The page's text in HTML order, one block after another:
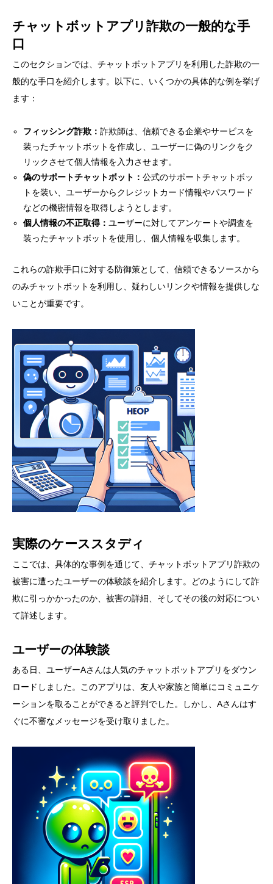
チャットボットアプリ詐欺の一般的な手
口
このセクションでは、チャットボットアプリを利用した詐欺の一
般的な手口を紹介します。以下に、いくつかの具体的な例を挙げ
ます：
フィッシング詐欺：詐欺師は、信頼できる企業やサービスを
装ったチャットボットを作成し、ユーザーに偽のリンクをク
リックさせて個人情報を入力させます。
偽のサポートチャットボット：公式のサポートチャットボッ
トを装い、ユーザーからクレジットカード情報やパスワード
などの機密情報を取得しようとします。
個人情報の不正取得：ユーザーに対してアンケートや調査を
装ったチャットボットを使用し、個人情報を収集します。
これらの詐欺手口に対する防御策として、信頼できるソースから
のみチャットボットを利用し、疑わしいリンクや情報を提供しな
いことが重要です。
実際のケーススタディ
ここでは、具体的な事例を通じて、チャットボットアプリ詐欺の
被害に遭ったユーザーの体験談を紹介します。どのようにして詐
欺に引っかかったのか、被害の詳細、そしてその後の対応につい
て詳述します。
ユーザーの体験談
ある日、ユーザーAさんは人気のチャットボットアプリをダウン
ロードしました。このアプリは、友人や家族と簡単にコミュニケ
ーションを取ることができると評判でした。しかし、Aさんはす
ぐに不審なメッセージを受け取りました。